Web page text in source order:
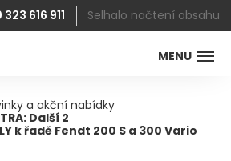
MENU
616 911 Selhalo načtení obsahu
a akční nabídky
Další 2
k řadě Fendt 200 S a 300 Vario